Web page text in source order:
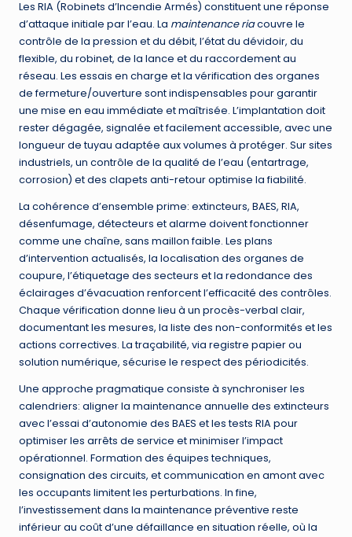
Les RIA (Robinets d’Incendie Armés) constituent une réponse
d’attaque initiale par l’eau. La maintenance riacouvre le
contrôle de la pression et du débit, l’état du dévidoir, du
flexible, du robinet, de la lance et du raccordement au
réseau. Les essais en charge et la vérification des organes
de fermeture/ouverture sont indispensables pour garantir
une mise en eau immédiate et maîtrisée. L’implantation doit
rester dégagée, signalée et facilement accessible, avec une
longueur de tuyau adaptée aux volumes à protéger. Sur sites
industriels, un contrôle de la qualité de l’eau (entartrage,
corrosion) et des clapets anti-retour optimise la fiabilité.
La cohérence d’ensemble prime: extincteurs, BAES, RIA,
désenfumage, détecteurs et alarme doivent fonctionner
comme une chaîne, sans maillon faible. Les plans
d’intervention actualisés, la localisation des organes de
coupure, l’étiquetage des secteurs et la redondance des
éclairages d’évacuation renforcent l’efficacité des contrôles.
Chaque vérification donne lieu à un procès-verbal clair,
documentant les mesures, la liste des non-conformités et les
actions correctives. La traçabilité, via registre papier ou
solution numérique, sécurise le respect des périodicités.
Une approche pragmatique consiste à synchroniser les
calendriers: aligner la maintenance annuelle des extincteurs
avec l’essai d’autonomie des BAES et les tests RIA pour
optimiser les arrêts de service et minimiser l’impact
opérationnel. Formation des équipes techniques,
consignation des circuits, et communication en amont avec
les occupants limitent les perturbations. In fine,
l’investissement dans la maintenance préventive reste
inférieur au coût d’une défaillance en situation réelle, où la